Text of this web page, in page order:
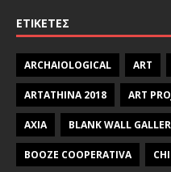
ΕΤΙΚΈΤΕΣ
ARCHAIOLOGICAL ART
ARTATHINA 2018 ART
AXIA BLANK WALL
BOOZE COOPERATIVA